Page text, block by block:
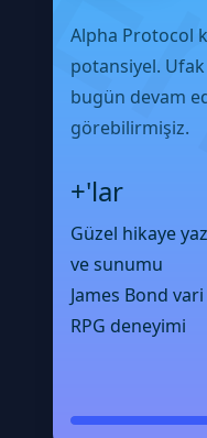
Alpha Protocol
potansiyel. Ufak
bugün devam
görebilirmişiz.
+'lar
Güzel hikaye
ve sunumu
James Bond
RPG deneyimi